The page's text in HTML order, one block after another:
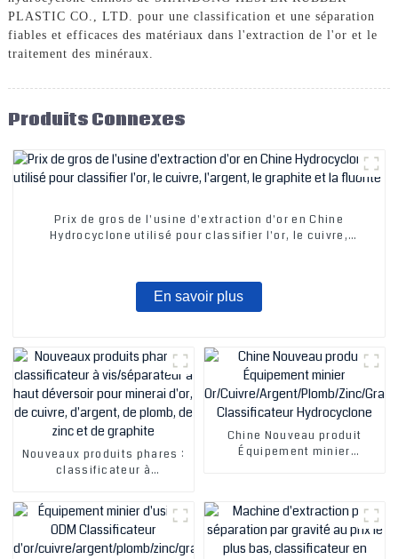
PLASTIC CO., LTD. pour une classification et une séparation
fiables et efficaces des matériaux dans l'extraction de l'or et le
traitement des minéraux.
Produits Connexes
Prix ​​de gros de l'usine d'extraction d'or en Chine
Hydrocyclone utilisé pour classifier l'or, le cuivre,
En savoir plus
Nouveaux produits phares :
classificateur à
déversoir pour minerai d'or,
de cuivre, d'argent, de
plomb, de zinc et de
graphite
Chine Nouveau produit
Équipement minier